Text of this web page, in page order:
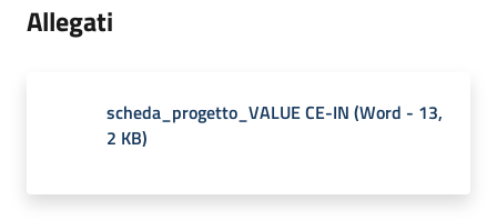
Allegati
scheda_progetto_VALUE CE-IN (Word - 13,
2 KB)